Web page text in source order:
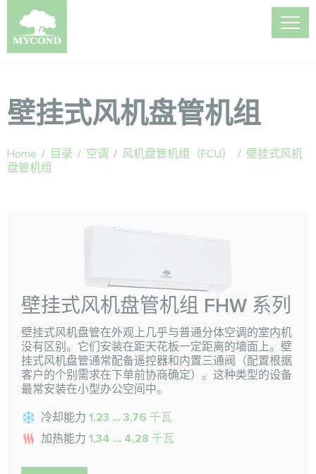
壁挂式风机盘管机组
Home / 目录 / 空调 / 风机盘管机组（FCU） / 壁挂式风机
盘管机组
壁挂式风机盘管机组 FHW 系列
壁挂式风机盘管在外观上几乎与普通分体空调的室内机
没有区别。它们安装在距天花板一定距离的墙面上。壁
挂式风机盘管通常配备遥控器和内置三通阀（配置根据
客户的个别需求在下单前协商确定）。这种类型的设备
最常安装在小型办公空间中。
冷却能力 1,23 ... 3,76 千瓦
加热能力 1,34 ... 4,28 千瓦